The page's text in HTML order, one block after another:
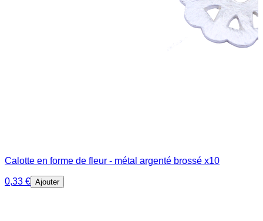
Calotte en forme de fleur - métal argenté brossé x10
0,33 € Ajouter